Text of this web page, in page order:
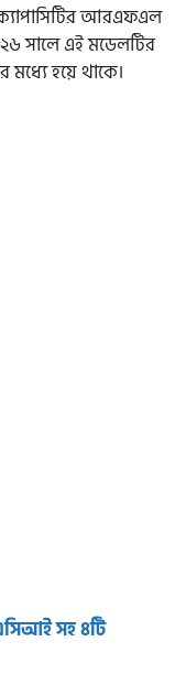
আরএফএল
সালে এই মডেলটির
হয়ে থাকে।
সহ ৪টি